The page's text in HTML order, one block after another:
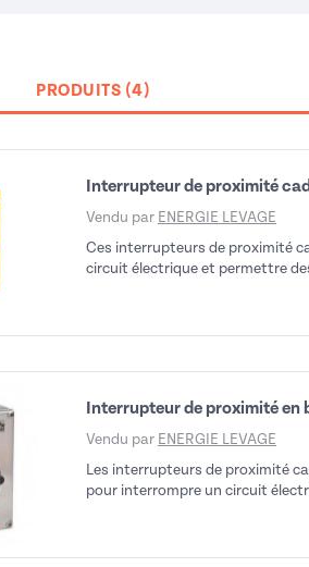
PRODUITS (4)
Interrupteur de proximité
Vendu par ENERGIE LEVAGE
Ces interrupteurs de proximité
circuit électrique et permettre
Interrupteur de proximité en
Vendu par ENERGIE LEVAGE
Les interrupteurs de proximité
pour interrompre un circuit